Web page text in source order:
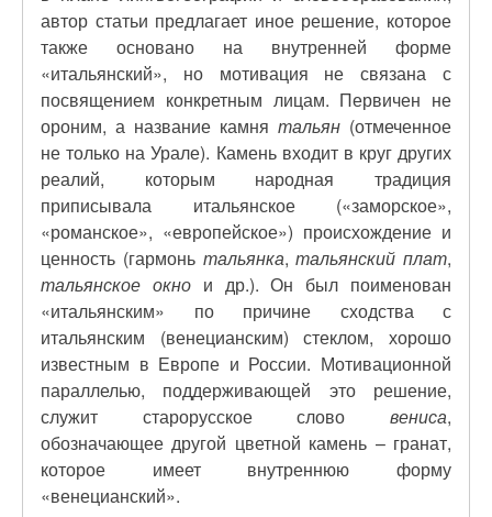
автор статьи предлагает иное решение, которое
также основано на внутренней форме
«итальянский», но мотивация не связана с
посвящением конкретным лицам. Первичен не
ороним, а название камня тальян (отмеченное
не только на Урале). Камень входит в круг других
реалий, которым народная традиция
приписывала итальянское («заморское»,
«романское», «европейское») происхождение и
ценность (гармонь тальянка,тальянский плат,
тальянское окнои др.). Он был поименован
«итальянским» по причине сходства с
итальянским (венецианским) стеклом, хорошо
известным в Европе и России. Мотивационной
параллелью, поддерживающей это решение,
служит старорусское слово вениса,
обозначающее другой цветной камень – гранат,
которое имеет внутреннюю форму
«венецианский».